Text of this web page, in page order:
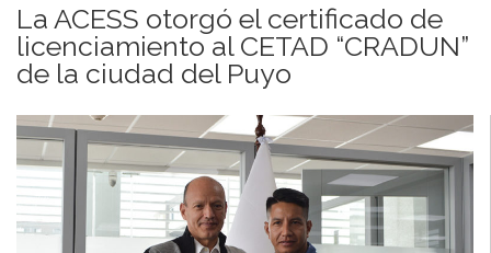
La ACESS otorgó el certificado de
licenciamiento al CETAD “CRADUN”
de la ciudad del Puyo